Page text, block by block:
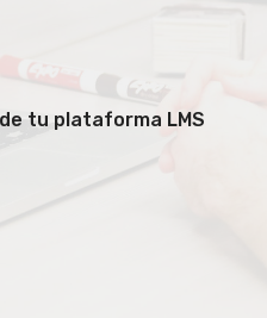
tu plataforma LMS